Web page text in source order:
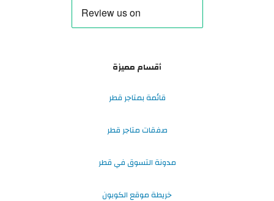
أقسام مميزة
قائمة بمتاجر قطر
صفقات متاجر قطر
مدونة التسوق في قطر
خريطة موقع الكوبون